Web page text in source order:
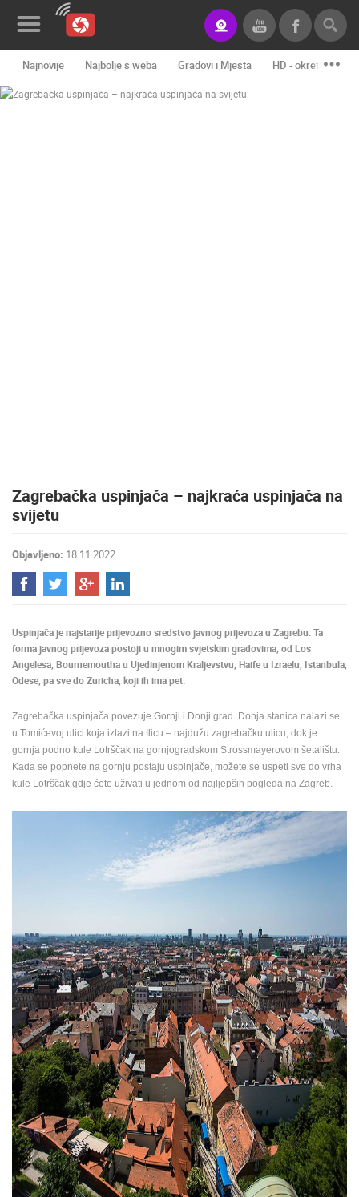
Novosti&Blog
WEB
KAMERE
USE
PRIVACY
POLICY
ENGLISH
Najnovije Najbolje s weba Gradovi i Mjesta HD - okretne
Zagrebačka uspinjača – najkraća uspinjača na
svijetu
Objavljeno: 18.11.2022.
Uspinjača je najstarije prijevozno sredstvo javnog prijevoza u Zagrebu. Ta
forma javnog prijevoza postoji u mnogim svjetskim gradovima, od Los
Angelesa, Bournemoutha u Ujedinjenom Kraljevstvu, Haife u Izraelu, Istanbula,
Odese, pa sve do Zuricha, koji ih ima pet.
Zagrebačka uspinjača povezuje Gornji i Donji grad. Donja stanica nalazi se
u Tomićevoj ulici koja izlazi na Ilicu – najdužu zagrebačku ulicu, dok je
gornja podno kule Lotrščak na gornjogradskom Strossmayerovom šetalištu.
Kada se popnete na gornju postaju uspinjače, možete se uspeti sve do vrha
kule Lotrščak gdje ćete uživati u jednom od najljepših pogleda na Zagreb.